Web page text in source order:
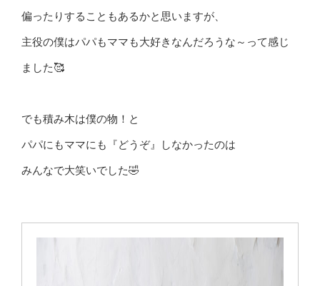
偏ったりすることもあるかと思いますが、
主役の僕はパパもママも大好きなんだろうな～って感じ
ました🥰
でも積み木は僕の物！と
パパにもママにも『どうぞ』しなかったのは
みんなで大笑いでした🤣